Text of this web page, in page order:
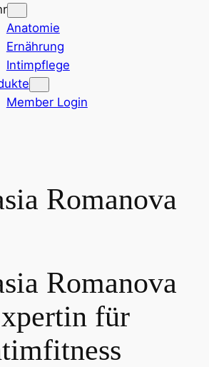
Anatomie
Ernährung
Intimpflege
Member Login
Romanova
Romanova
für